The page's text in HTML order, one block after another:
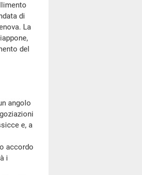
di
La
del
angolo
e, a
accordo
i